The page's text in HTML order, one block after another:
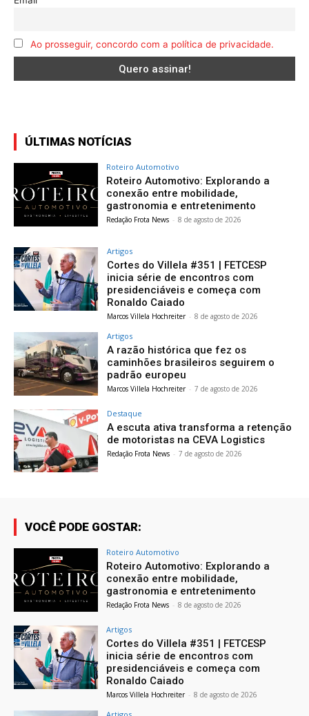
Ao prosseguir, concordo com a política de privacidade.
ÚLTIMAS NOTÍCIAS
Roteiro Automotivo
Roteiro Automotivo: Explorando a
conexão entre mobilidade,
gastronomia e entretenimento
Redação Frota News - 8 de agosto de 2026
Artigos
Cortes do Villela #351 | FETCESP
inicia série de encontros com
presidenciáveis e começa com
Ronaldo Caiado
Marcos Villela Hochreiter - 8 de agosto de 2026
Artigos
A razão histórica que fez os
caminhões brasileiros seguirem o
padrão europeu
Marcos Villela Hochreiter - 7 de agosto de 2026
Destaque
A escuta ativa transforma a retenção
de motoristas na CEVA Logistics
Redação Frota News - 7 de agosto de 2026
VOCÊ PODE GOSTAR:
Roteiro Automotivo
Roteiro Automotivo: Explorando a
conexão entre mobilidade,
gastronomia e entretenimento
Redação Frota News - 8 de agosto de 2026
Artigos
Cortes do Villela #351 | FETCESP
inicia série de encontros com
presidenciáveis e começa com
Ronaldo Caiado
Marcos Villela Hochreiter - 8 de agosto de 2026